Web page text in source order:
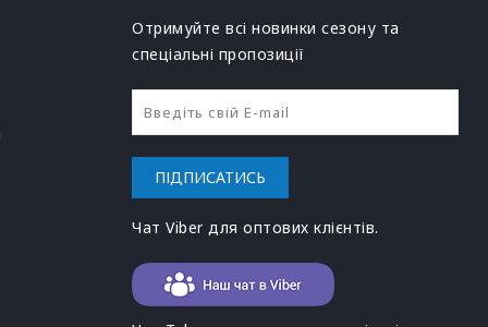
Отримуйте всі новинки сезону та
спеціальні пропозиції
ПІДПИСАТИСЬ
Чат Viber для оптових клієнтів.